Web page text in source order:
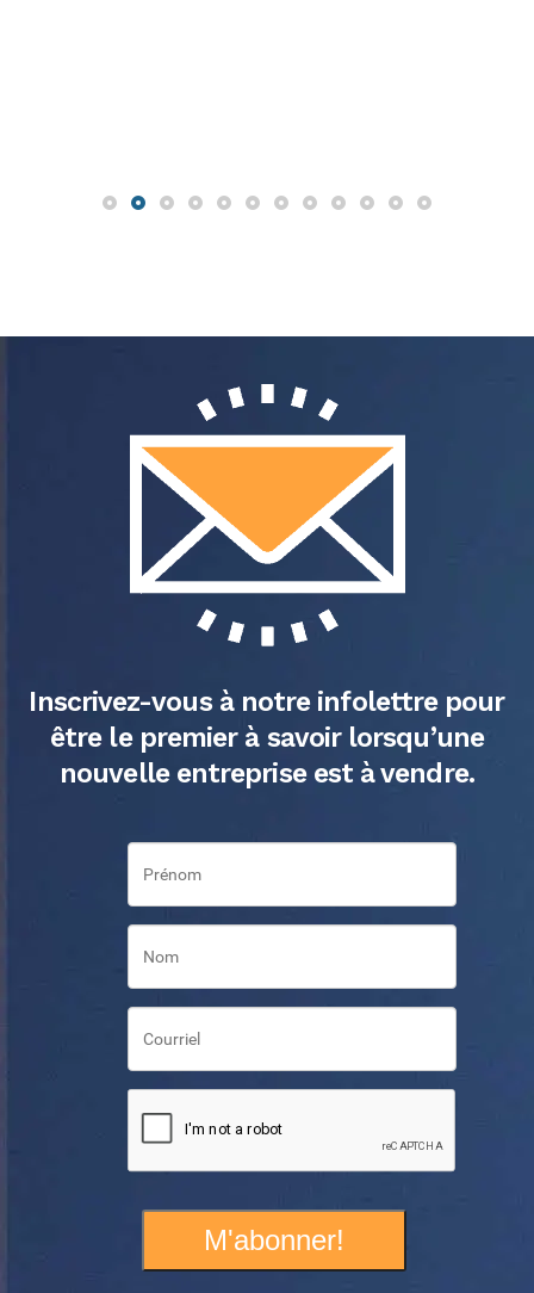
Inscrivez-vous à notre infolettre pour
être le premier à savoir lorsqu’une
nouvelle entreprise est à vendre.
M'abonner!